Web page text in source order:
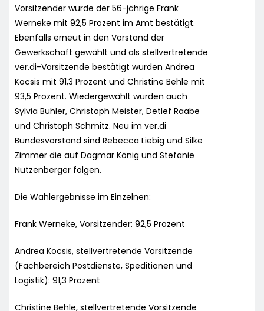
Vorsitzender wurde der 56-jährige Frank
Werneke mit 92,5 Prozent im Amt bestätigt.
Ebenfalls erneut in den Vorstand der
Gewerkschaft gewählt und als stellvertretende
ver.di-Vorsitzende bestätigt wurden Andrea
Kocsis mit 91,3 Prozent und Christine Behle mit
93,5 Prozent. Wiedergewählt wurden auch
Sylvia Bühler, Christoph Meister, Detlef Raabe
und Christoph Schmitz. Neu im ver.di
Bundesvorstand sind Rebecca Liebig und Silke
Zimmer die auf Dagmar König und Stefanie
Nutzenberger folgen.
Die Wahlergebnisse im Einzelnen:
Frank Werneke, Vorsitzender: 92,5 Prozent
Andrea Kocsis, stellvertretende Vorsitzende
(Fachbereich Postdienste, Speditionen und
Logistik): 91,3 Prozent
Christine Behle, stellvertretende Vorsitzende